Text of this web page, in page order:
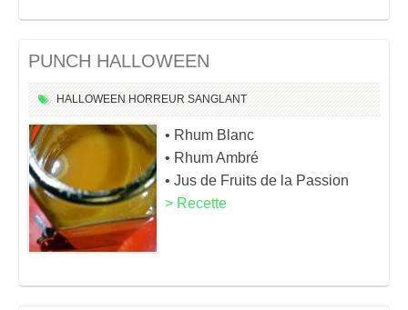
PUNCH HALLOWEEN
HALLOWEEN HORREUR SANGLANT
• Rhum Blanc
• Rhum Ambré
• Jus de Fruits de la Passion
> Recette